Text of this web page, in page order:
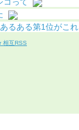
るある第1位がこれ
相互RSS